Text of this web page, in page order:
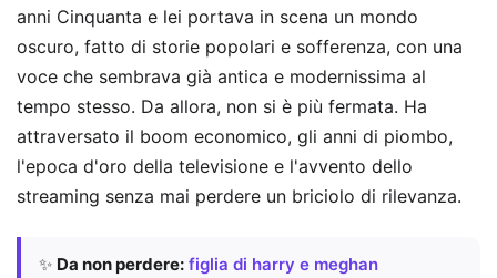
anni Cinquanta e lei portava in scena un mondo
oscuro, fatto di storie popolari e sofferenza, con una
voce che sembrava già antica e modernissima al
tempo stesso. Da allora, non si è più fermata. Ha
attraversato il boom economico, gli anni di piombo,
l'epoca d'oro della televisione e l'avvento dello
streaming senza mai perdere un briciolo di rilevanza.
✨ Da non perdere: figlia di harry e meghan